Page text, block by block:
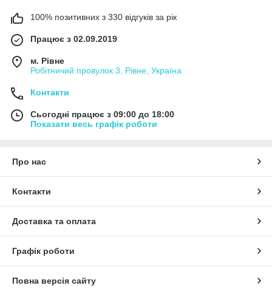
100% позитивних з 330 відгуків за рік
Працює з 02.09.2019
м. Рівне
Робітничий провулок 3, Рівне, Україна
Контакти
Сьогодні працює з 09:00 до 18:00
Показати весь графік роботи
Про нас
Контакти
Доставка та оплата
Графік роботи
Повна версія сайту